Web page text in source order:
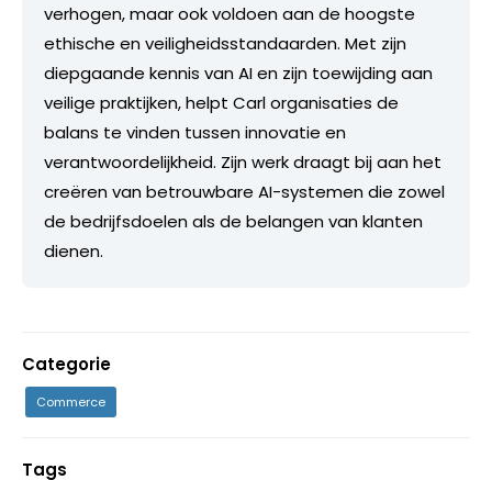
verhogen, maar ook voldoen aan de hoogste
ethische en veiligheidsstandaarden. Met zijn
diepgaande kennis van AI en zijn toewijding aan
veilige praktijken, helpt Carl organisaties de
balans te vinden tussen innovatie en
verantwoordelijkheid. Zijn werk draagt bij aan het
creëren van betrouwbare AI-systemen die zowel
de bedrijfsdoelen als de belangen van klanten
dienen.
Categorie
Commerce
Tags